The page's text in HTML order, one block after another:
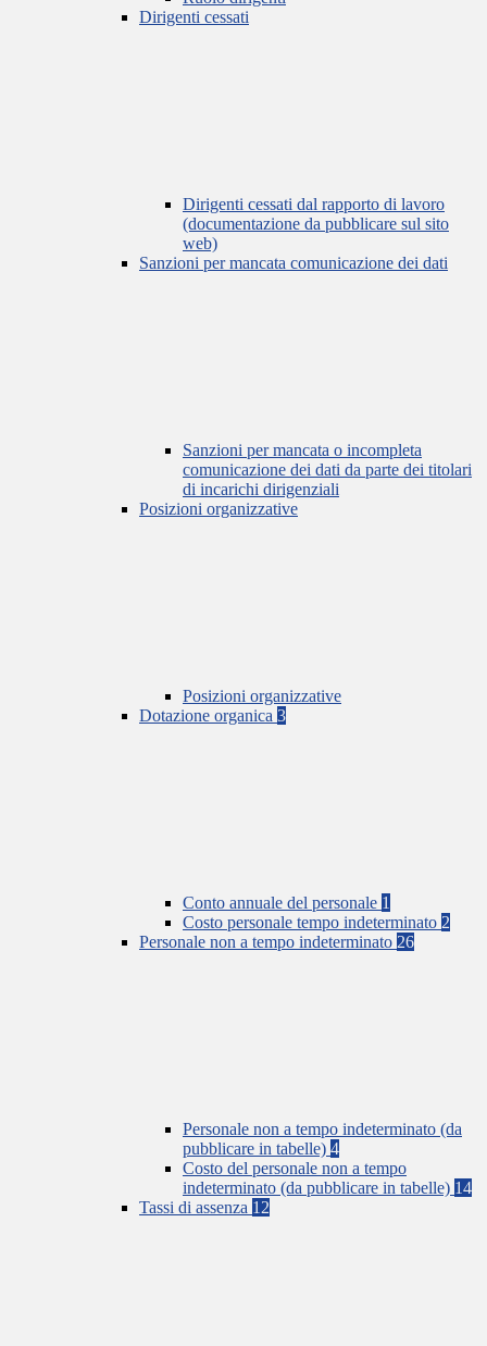
Dirigenti cessati
Dirigenti cessati dal rapporto di lavoro
(documentazione da pubblicare sul sito
web)
Sanzioni per mancata comunicazione dei dati
Sanzioni per mancata o incompleta
comunicazione dei dati da parte dei titolari
di incarichi dirigenziali
Posizioni organizzative
Posizioni organizzative
Dotazione organica 3
Conto annuale del personale 1
Costo personale tempo indeterminato 2
Personale non a tempo indeterminato 26
Personale non a tempo indeterminato (da
pubblicare in tabelle) 4
Costo del personale non a tempo
indeterminato (da pubblicare in tabelle) 14
Tassi di assenza 12